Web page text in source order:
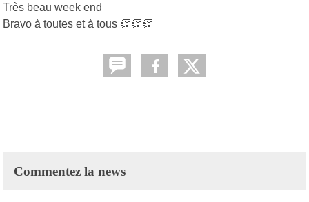
Très beau week end
Bravo à toutes et à tous 👏👏👏
Commentez la news